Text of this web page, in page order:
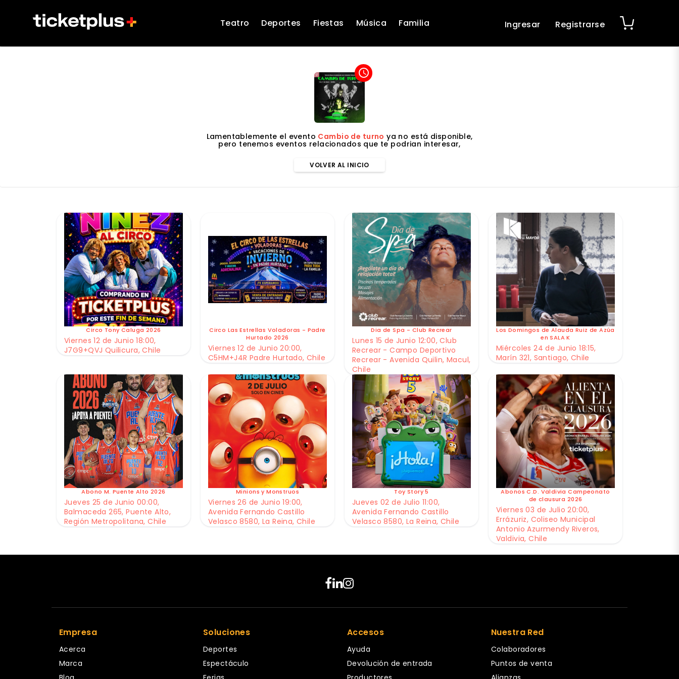
Teatro Deportes Fiestas Música Familia Ingresar Registrarse
access_time
Lamentablemente el evento Cambio de turno ya no está disponible,
pero tenemos eventos relacionados que te podrian interesar,
VOLVER AL INICIO
Circo Tony Caluga 2026
Viernes 12 de Junio 18:00,
J7G9+QVJ Quilicura, Chile
Circo Las Estrellas Voladoras - Padre
Hurtado 2026
Viernes 12 de Junio 20:00,
C5HM+J4R Padre Hurtado, Chile
Dia de Spa - Club Recrear
Lunes 15 de Junio 12:00, Club
Recrear - Campo Deportivo
Recrear - Avenida Quilin, Macul,
Chile
Los Domingos de Alauda Ruiz de Azúa
en SALA K
Miércoles 24 de Junio 18:15,
Marín 321, Santiago, Chile
Abono M. Puente Alto 2026
Jueves 25 de Junio 00:00,
Balmaceda 265, Puente Alto,
Región Metropolitana, Chile
Minions y Monstruos
Viernes 26 de Junio 19:00,
Avenida Fernando Castillo
Velasco 8580, La Reina, Chile
Toy Story 5
Jueves 02 de Julio 11:00,
Avenida Fernando Castillo
Velasco 8580, La Reina, Chile
Abonos C.D. Valdivia Campeonato
de clausura 2026
Viernes 03 de Julio 20:00,
Errázuriz, Coliseo Municipal
Antonio Azurmendy Riveros,
Valdivia, Chile
Empresa
Acerca
Marca
Soluciones
Deportes
Espectáculo
Accesos
Ayuda
Devolución de entrada
Nuestra Red
Colaboradores
Puntos de venta